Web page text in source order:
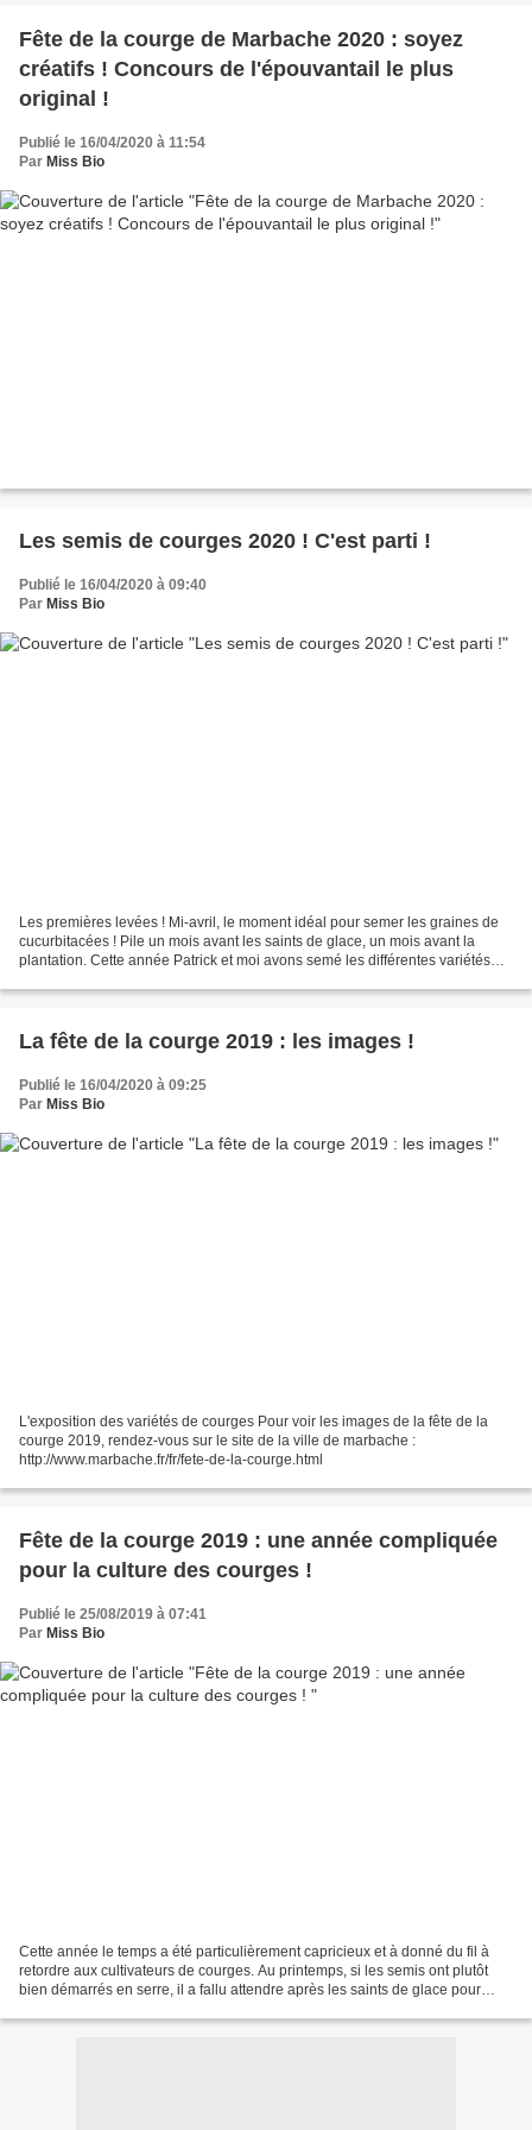
Fête de la courge de Marbache 2020 : soyez
créatifs ! Concours de l'épouvantail le plus
original !
Publié le 16/04/2020 à 11:54
Par Miss Bio
Les semis de courges 2020 ! C'est parti !
Publié le 16/04/2020 à 09:40
Par Miss Bio
Les premières levées ! Mi-avril, le moment idéal pour semer les graines de
cucurbitacées ! Pile un mois avant les saints de glace, un mois avant la
plantation. Cette année Patrick et moi avons semé les différentes variétés
La fête de la courge 2019 : les images !
Publié le 16/04/2020 à 09:25
Par Miss Bio
L'exposition des variétés de courges Pour voir les images de la fête de la
courge 2019, rendez-vous sur le site de la ville de marbache :
http://www.marbache.fr/fr/fete-de-la-courge.html
Fête de la courge 2019 : une année compliquée
pour la culture des courges !
Publié le 25/08/2019 à 07:41
Par Miss Bio
Cette année le temps a été particulièrement capricieux et à donné du fil à
retordre aux cultivateurs de courges. Au printemps, si les semis ont plutôt
bien démarrés en serre, il a fallu attendre après les saints de glace pour